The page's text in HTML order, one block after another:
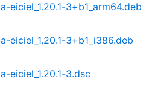
eiciel_1.20.1-3+b1_arm64.deb
eiciel_1.20.1-3+b1_i386.deb
eiciel_1.20.1-3.dsc